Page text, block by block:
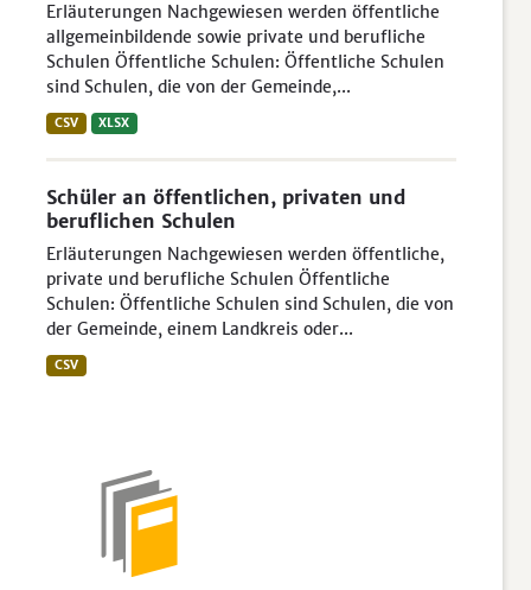
Erläuterungen Nachgewiesen werden öffentliche
allgemeinbildende sowie private und berufliche
Schulen Öffentliche Schulen: Öffentliche Schulen
sind Schulen, die von der Gemeinde,...
CSV XLSX
Schüler an öffentlichen, privaten und
beruflichen Schulen
Erläuterungen Nachgewiesen werden öffentliche,
private und berufliche Schulen Öffentliche
Schulen: Öffentliche Schulen sind Schulen, die von
der Gemeinde, einem Landkreis oder...
CSV